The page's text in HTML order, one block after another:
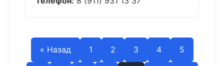
« Назад 1 2 3 4 5